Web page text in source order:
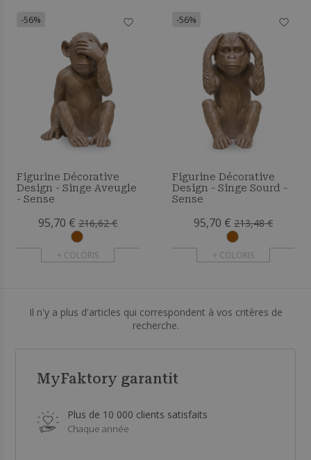
-56%
Figurine Décorative
Design - Singe Aveugle
- Sense
95,70 € 216,62 €
+ COLORIS
-56%
Figurine Décorative
Design - Singe Sourd -
Sense
95,70 € 213,48 €
+ COLORIS
Il n'y a plus d'articles qui correspondent à vos critères de
recherche.
MyFaktory garantit
Plus de 10 000 clients satisfaits
Chaque année